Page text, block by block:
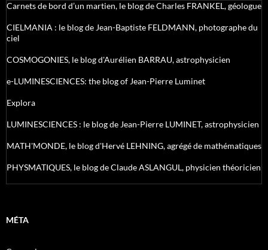
Carnets de bord d’un martien, le blog de Charles FRANKEL, géologue
CIELMANIA : le blog de Jean-Baptiste FELDMANN, photographe du
ciel
COSMOGONIES, le blog d'Aurélien BARRAU, astrophysicien
e-LUMINESCIENCES: the blog of Jean-Pierre Luminet
Explora
LUMINESCIENCES : le blog de Jean-Pierre LUMINET, astrophysicien
MATH'MONDE, le blog d'Hervé LEHNING, agrégé de mathématiques
PHYSMATIQUES, le blog de Claude ASLANGUL, physicien théoricien
MÉTA